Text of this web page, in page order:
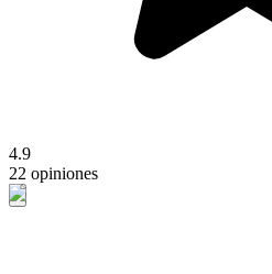
4.9
22 opiniones